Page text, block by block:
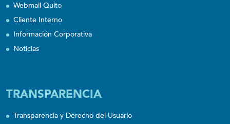
Webmail Quito
Cliente Interno
Información Corporativa
Noticias
TRANSPARENCIA
Transparencia y Derecho del Usuario